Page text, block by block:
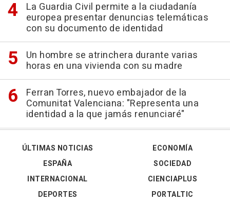
La Guardia Civil permite a la ciudadanía
europea presentar denuncias telemáticas
con su documento de identidad
Un hombre se atrinchera durante varias
horas en una vivienda con su madre
Ferran Torres, nuevo embajador de la
Comunitat Valenciana: "Representa una
identidad a la que jamás renunciaré"
ÚLTIMAS NOTICIAS
ESPAÑA
INTERNACIONAL
DEPORTES
ECONOMÍA
SOCIEDAD
CIENCIAPLUS
PORTALTIC